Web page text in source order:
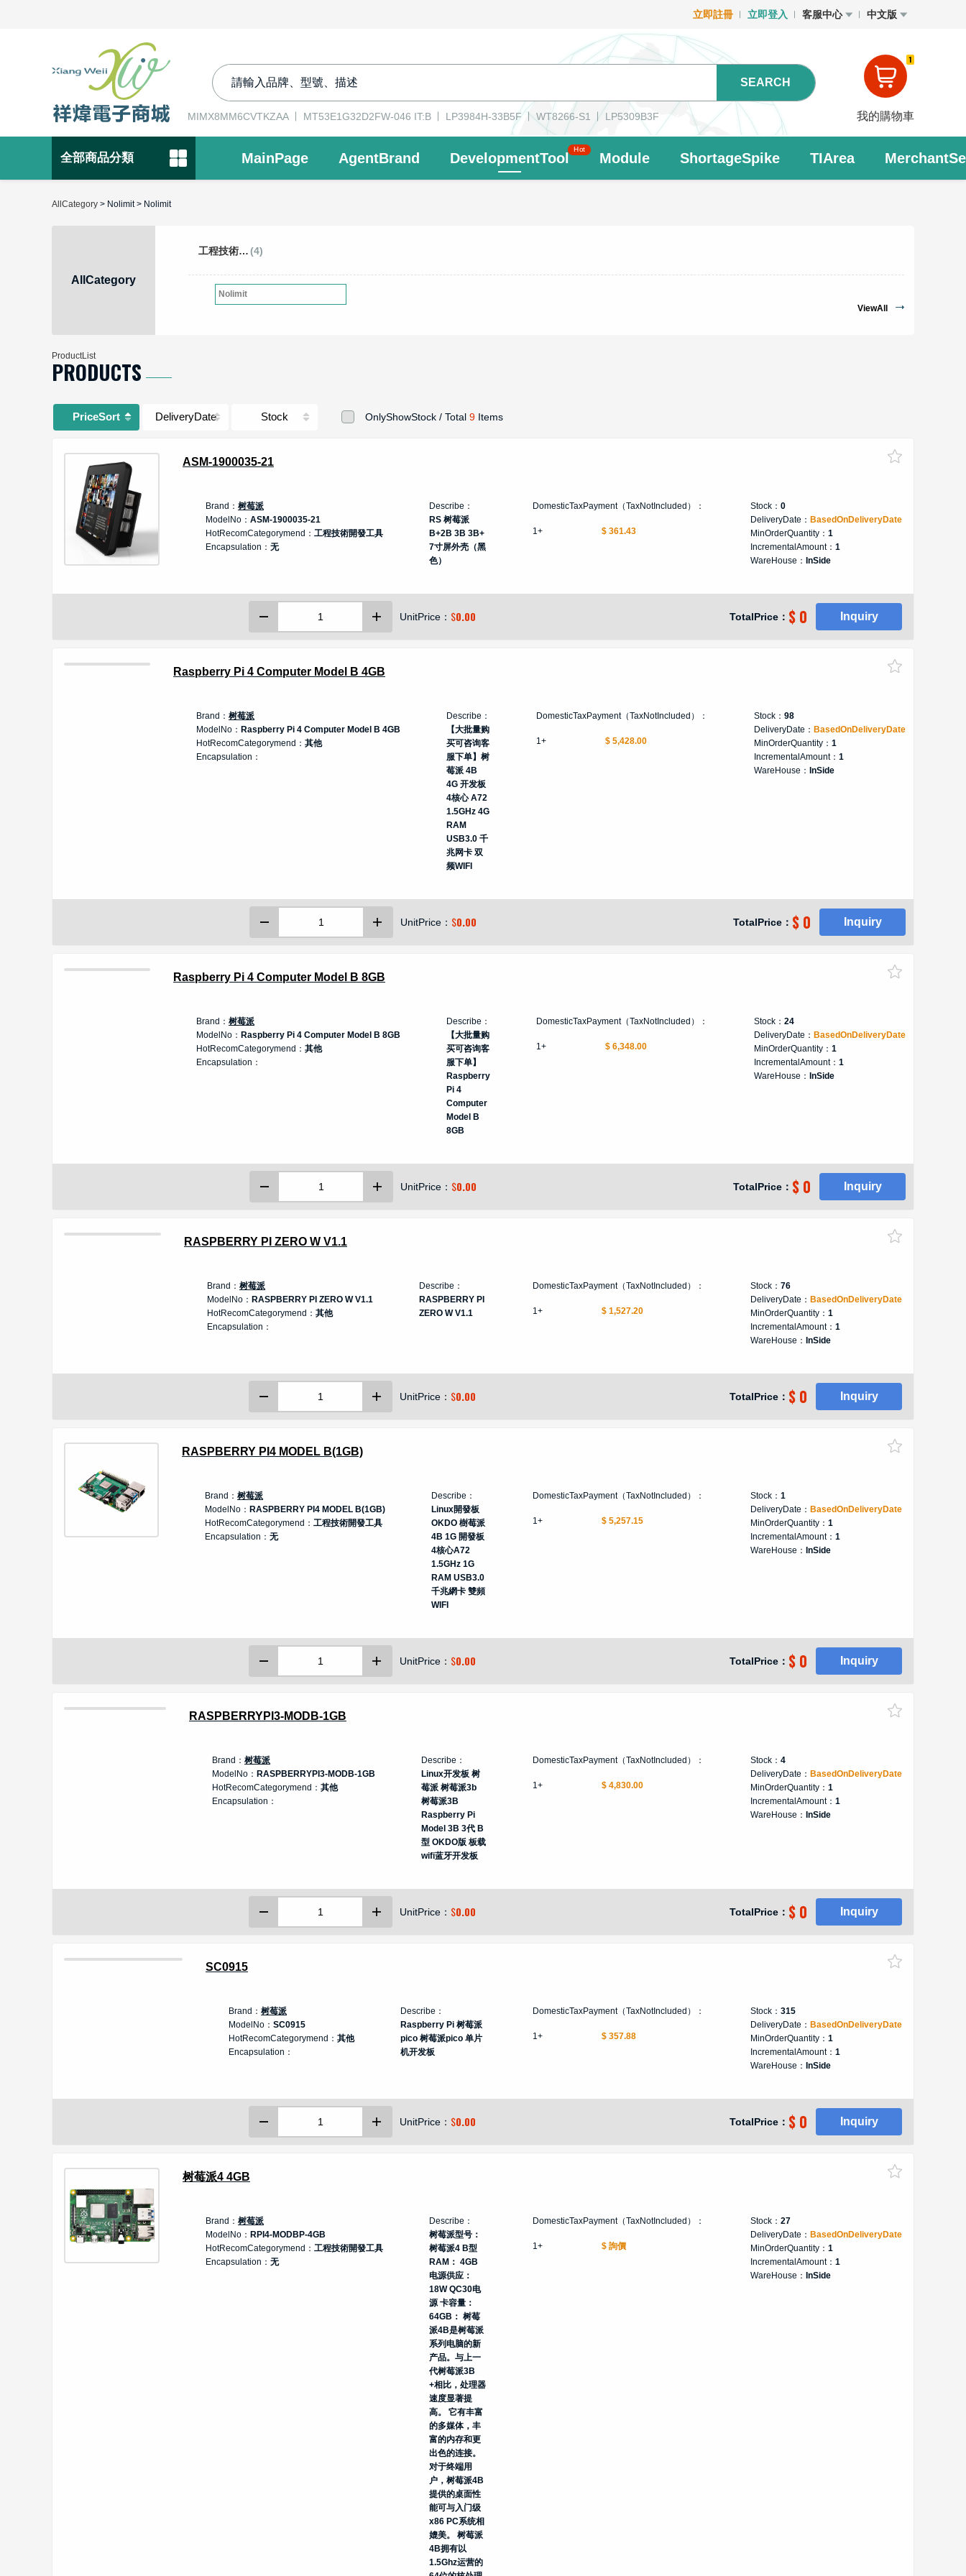
立即註冊 立即登入 客服中心 中文版
SEARCH
MIMX8MM6CVTKZAA MT53E1G32D2FW-046 IT:B LP3984H-33B5F WT8266-S1 LP5309B3F
1
我的購物車
全部商品分類 MainPage AgentBrand DevelopmentTool
Hot
Module ShortageSpike TIArea
AllCategory > Nolimit > Nolimit
AllCategory
工程技術開發工具(4)
Nolimit
ViewAll
ProductList
PRODUCTS
PriceSort DeliveryDate Stock OnlyShowStock / Total 9 Items
ASM-1900035-21
Brand： 树莓派
ModelNo： ASM-1900035-21
HotRecomCategorymend： 工程技術開發工具
Encapsulation： 无
Describe：
RS 树莓派
B+2B 3B 3B+
7寸屏外壳（黑
色）
DomesticTaxPayment（TaxNotIncluded）：
1+ $ 361.43
Stock： 0
DeliveryDate： BasedOnDeliveryDate
MinOrderQuantity： 1
IncrementalAmount： 1
WareHouse： InSide
UnitPrice： $0.00 TotalPrice： $ 0 Inquiry
Raspberry Pi 4 Computer Model B 4GB
Brand： 树莓派
ModelNo： Raspberry Pi 4 Computer Model B 4GB
HotRecomCategorymend： 其他
Encapsulation：
Describe：
【大批量购
买可咨询客
服下单】树
莓派 4B
4G 开发板
4核心 A72
1.5GHz 4G
RAM
USB3.0 千
兆网卡 双
频WIFI
DomesticTaxPayment（TaxNotIncluded）：
1+ $ 5,428.00
Stock： 98
DeliveryDate： BasedOnDeliveryDate
MinOrderQuantity： 1
IncrementalAmount： 1
WareHouse： InSide
UnitPrice： $0.00 TotalPrice： $ 0 Inquiry
Raspberry Pi 4 Computer Model B 8GB
Brand： 树莓派
ModelNo： Raspberry Pi 4 Computer Model B 8GB
HotRecomCategorymend： 其他
Encapsulation：
Describe：
【大批量购
买可咨询客
服下单】
Raspberry
Pi 4
Computer
Model B
8GB
DomesticTaxPayment（TaxNotIncluded）：
1+ $ 6,348.00
Stock： 24
DeliveryDate： BasedOnDeliveryDate
MinOrderQuantity： 1
IncrementalAmount： 1
WareHouse： InSide
UnitPrice： $0.00 TotalPrice： $ 0 Inquiry
RASPBERRY PI ZERO W V1.1
Brand： 树莓派
ModelNo： RASPBERRY PI ZERO W V1.1
HotRecomCategorymend： 其他
Encapsulation：
Describe：
RASPBERRY PI
ZERO W V1.1
DomesticTaxPayment（TaxNotIncluded）：
1+ $ 1,527.20
Stock： 76
DeliveryDate： BasedOnDeliveryDate
MinOrderQuantity： 1
IncrementalAmount： 1
WareHouse： InSide
UnitPrice： $0.00 TotalPrice： $ 0 Inquiry
RASPBERRY PI4 MODEL B(1GB)
Brand： 树莓派
ModelNo： RASPBERRY PI4 MODEL B(1GB)
HotRecomCategorymend： 工程技術開發工具
Encapsulation： 无
Describe：
Linux開發板
OKDO 樹莓派
4B 1G 開發板
4核心A72
1.5GHz 1G
RAM USB3.0
千兆網卡 雙頻
WIFI
DomesticTaxPayment（TaxNotIncluded）：
1+ $ 5,257.15
Stock： 1
DeliveryDate： BasedOnDeliveryDate
MinOrderQuantity： 1
IncrementalAmount： 1
WareHouse： InSide
UnitPrice： $0.00 TotalPrice： $ 0 Inquiry
RASPBERRYPI3-MODB-1GB
Brand： 树莓派
ModelNo： RASPBERRYPI3-MODB-1GB
HotRecomCategorymend： 其他
Encapsulation：
Describe：
Linux开发板 树
莓派 树莓派3b
树莓派3B
Raspberry Pi
Model 3B 3代 B
型 OKDO版 板载
wifi蓝牙开发板
DomesticTaxPayment（TaxNotIncluded）：
1+ $ 4,830.00
Stock： 4
DeliveryDate： BasedOnDeliveryDate
MinOrderQuantity： 1
IncrementalAmount： 1
WareHouse： InSide
UnitPrice： $0.00 TotalPrice： $ 0 Inquiry
SC0915
Brand： 树莓派
ModelNo： SC0915
HotRecomCategorymend： 其他
Encapsulation：
Describe：
Raspberry Pi 树莓派
pico 树莓派pico 单片
机开发板
DomesticTaxPayment（TaxNotIncluded）：
1+ $ 357.88
Stock： 315
DeliveryDate： BasedOnDeliveryDate
MinOrderQuantity： 1
IncrementalAmount： 1
WareHouse： InSide
UnitPrice： $0.00 TotalPrice： $ 0 Inquiry
树莓派4 4GB
Brand： 树莓派
ModelNo： RPI4-MODBP-4GB
HotRecomCategorymend： 工程技術開發工具
Encapsulation： 无
Describe：
树莓派型号：
树莓派4 B型
RAM： 4GB
电源供应：
18W QC30电
源 卡容量：
64GB： 树莓
派4B是树莓派
系列电脑的新
产品。与上一
代树莓派3B
+相比，处理器
速度显著提
高。 它有丰富
的多媒体，丰
富的内存和更
出色的连接。
对于终端用
户，树莓派4B
提供的桌面性
能可与入门级
x86 PC系统相
媲美。 树莓派
4B拥有以
1.5Ghz运营的
DomesticTaxPayment（TaxNotIncluded）：
1+ $ 詢價
Stock： 27
DeliveryDate： BasedOnDeliveryDate
MinOrderQuantity： 1
IncrementalAmount： 1
WareHouse： InSide